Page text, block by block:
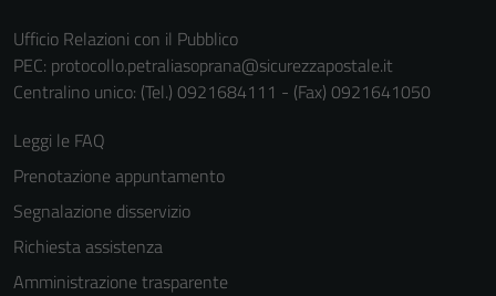
Ufficio Relazioni con il Pubblico
PEC: protocollo.petraliasoprana@sicurezzapostale.it
Centralino unico: (Tel.) 0921684111 - (Fax) 0921641050
Leggi le FAQ
Prenotazione appuntamento
Segnalazione disservizio
Richiesta assistenza
Amministrazione trasparente